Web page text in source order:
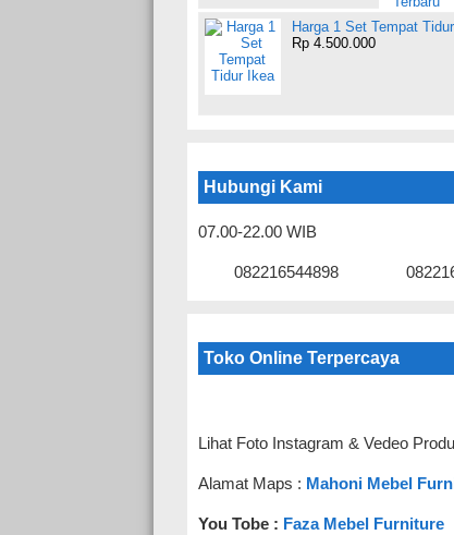
Harga 1 Set Tempat
Rp 4.500.000
Hubungi Kami
07.00-22.00 WIB
082216544898
Toko Online Terpercaya
Lihat Foto Instagram & Vedeo
Alamat Maps : Mahoni Mebel
You Tobe : Faza Mebel Furniture